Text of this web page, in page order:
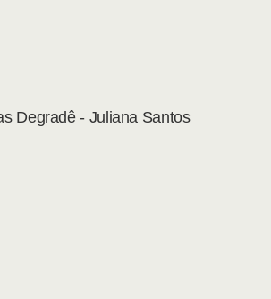
Degradê - Juliana Santos